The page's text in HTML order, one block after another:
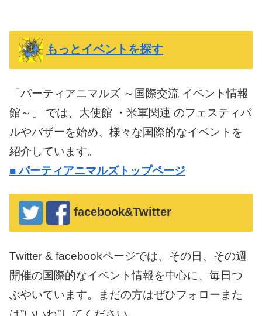
もっとイベントを探す
「パーティアニマルズ ～国際交流 イベント情報
館～」 では、大使館 ・米軍関連 のフェスティバ
ルやバザーを始め、様々な国際的なイベントを
紹介しています。
■パーティアニマルズトップページ
facebook&Twitter
Twitter & facebookページでは、その日、その週
開催の国際的なイベント情報を中心に、毎日つ
ぶやいています。まだの方はぜひフォローまた